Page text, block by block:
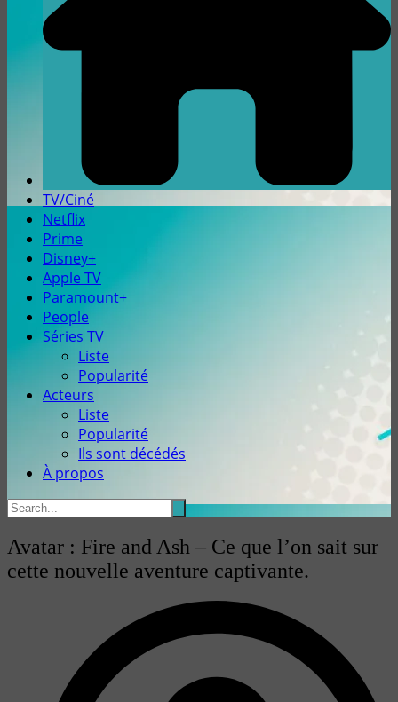
TV/Ciné
Netflix
Prime
Disney+
Apple TV
Paramount+
People
Séries TV
Liste
Popularité
Acteurs
Liste
Popularité
Ils sont décédés
À propos
Avatar : Fire and Ash – Ce que l’on sait sur
cette nouvelle aventure captivante.